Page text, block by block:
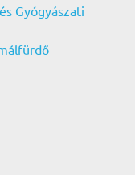
Gyógyászati